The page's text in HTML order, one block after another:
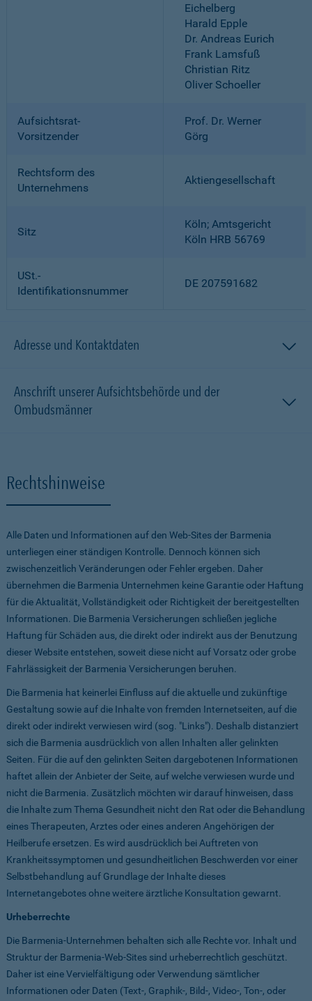
Eichelberg
Harald Epple
Dr. Andreas Eurich
Frank Lamsfuß
Christian Ritz
Oliver Schoeller
Aufsichtsrat-
Vorsitzender
Prof. Dr. Werner
Görg
Rechtsform des
Unternehmens
Aktiengesellschaft
Sitz
Köln; Amtsgericht
Köln HRB 56769
USt.-
Identifikationsnummer
DE 207591682
Adresse und Kontaktdaten
Anschrift unserer Aufsichtsbehörde und der
Ombudsmänner
Rechtshinweise
Alle Daten und Informationen auf den Web-Sites der Barmenia
unterliegen einer ständigen Kontrolle. Dennoch können sich
zwischenzeitlich Veränderungen oder Fehler ergeben. Daher
übernehmen die Barmenia Unternehmen keine Garantie oder Haftung
für die Aktualität, Vollständigkeit oder Richtigkeit der bereitgestellten
Informationen. Die Barmenia Versicherungen schließen jegliche
Haftung für Schäden aus, die direkt oder indirekt aus der Benutzung
dieser Website entstehen, soweit diese nicht auf Vorsatz oder grobe
Fahrlässigkeit der Barmenia Versicherungen beruhen.
Die Barmenia hat keinerlei Einfluss auf die aktuelle und zukünftige
Gestaltung sowie auf die Inhalte von fremden Internetseiten, auf die
direkt oder indirekt verwiesen wird (sog. "Links"). Deshalb distanziert
sich die Barmenia ausdrücklich von allen Inhalten aller gelinkten
Seiten. Für die auf den gelinkten Seiten dargebotenen Informationen
haftet allein der Anbieter der Seite, auf welche verwiesen wurde und
nicht die Barmenia. Zusätzlich möchten wir darauf hinweisen, dass
die Inhalte zum Thema Gesundheit nicht den Rat oder die Behandlung
eines Therapeuten, Arztes oder eines anderen Angehörigen der
Heilberufe ersetzen. Es wird ausdrücklich bei Auftreten von
Krankheitssymptomen und gesundheitlichen Beschwerden vor einer
Selbstbehandlung auf Grundlage der Inhalte dieses
Internetangebotes ohne weitere ärztliche Konsultation gewarnt.
Urheberrechte
Die Barmenia-Unternehmen behalten sich alle Rechte vor. Inhalt und
Struktur der Barmenia-Web-Sites sind urheberrechtlich geschützt.
Daher ist eine Vervielfältigung oder Verwendung sämtlicher
Informationen oder Daten (Text-, Graphik-, Bild-, Video-, Ton-, oder